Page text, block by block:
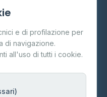
e di profilazione per
di navigazione.
all'uso di tutti i cookie.